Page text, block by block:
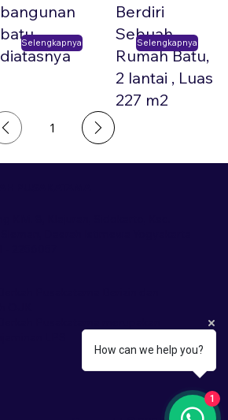
1Halaman
bangunan
batu
diatasnya
Selengkapnya
Berdiri
Sebuah
Rumah Batu,
2 lantai , Luas
227 m2
Selengkapnya
How can we help you?
1